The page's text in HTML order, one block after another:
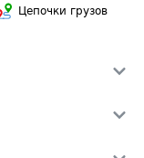
Цепочки грузов